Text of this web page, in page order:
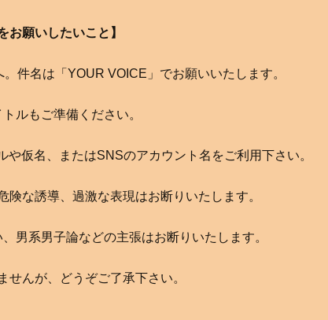
お願いしたいこと】
件名は「YOUR VOICE」でお願いいたします。
トルもご準備ください。
や仮名、またはSNSのアカウント名をご利用下さい。
険な誘導、過激な表現はお断りいたします。
男系男子論などの主張はお断りいたします。
せんが、どうぞご了承下さい。